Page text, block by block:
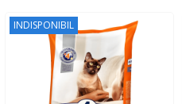
INDISPONIBIL